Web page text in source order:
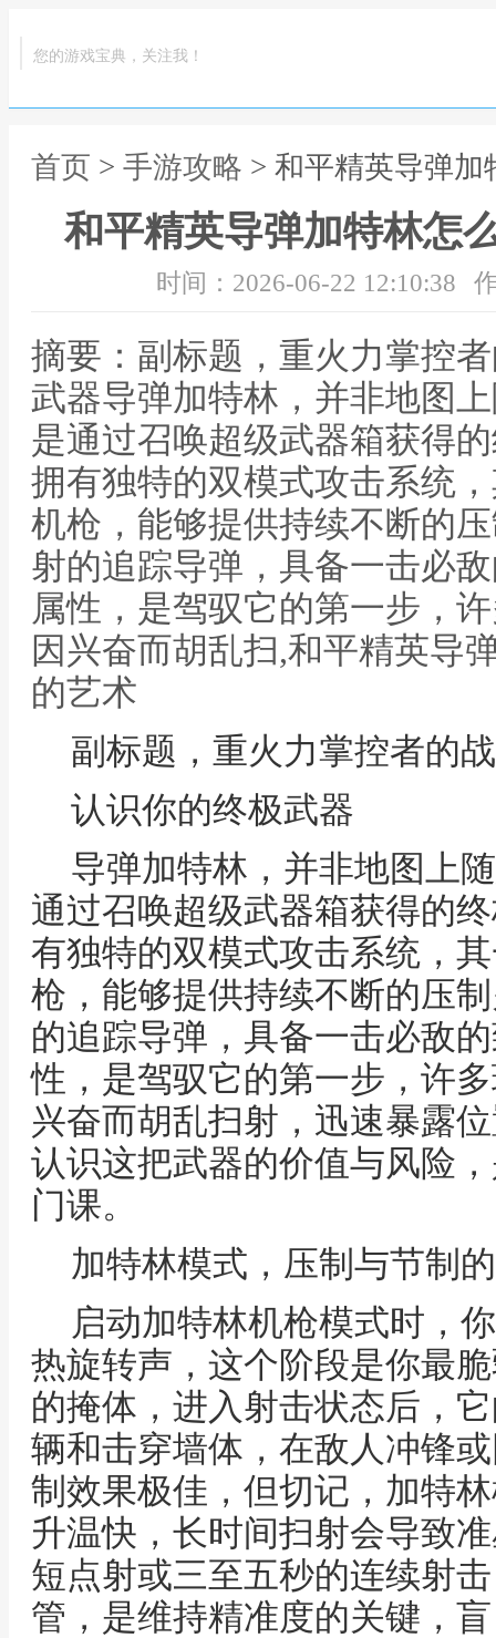
您的游戏宝典，关注我！
首页 > 手游攻略 > 和平精英导弹
和平精英导弹加特林怎
时间：2026-06-22 12:10:38
摘要：副标题，重火力掌控
武器导弹加特林，并非地图
是通过召唤超级武器箱获得
拥有独特的双模式攻击系统
机枪，能够提供持续不断的
射的追踪导弹，具备一击必
属性，是驾驭它的第一步，
因兴奋而胡乱扫,和平精英导
的艺术
副标题，重火力掌控者的
认识你的终极武器
导弹加特林，并非地图上
通过召唤超级武器箱获得的
有独特的双模式攻击系统，
枪，能够提供持续不断的压
的追踪导弹，具备一击必敌
性，是驾驭它的第一步，许
兴奋而胡乱扫射，迅速暴露
认识这把武器的价值与风险
门课。
加特林模式，压制与节制
启动加特林机枪模式时，
热旋转声，这个阶段是你最
的掩体，进入射击状态后，
辆和击穿墙体，在敌人冲锋
制效果极佳，但切记，加特
升温快，长时间扫射会导致
短点射或三至五秒的连续射
管，是维持精准度的关键，